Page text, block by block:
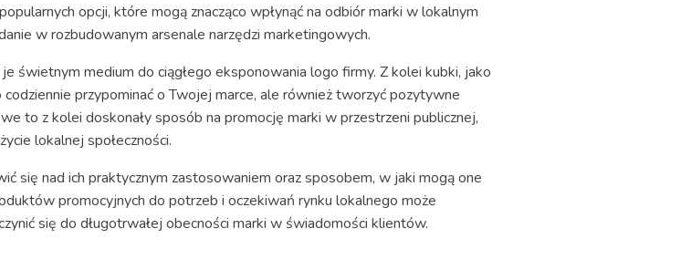
opcji, które mogą znacząco wpłynąć na odbiór marki w lokalnym
w rozbudowanym arsenale narzędzi marketingowych.
świetnym medium do ciągłego eksponowania logo firmy. Z kolei kubki, jako
przypominać o Twojej marce, ale również tworzyć pozytywne
to z kolei doskonały sposób na promocję marki w przestrzeni publicznej,
lokalnej społeczności.
się nad ich praktycznym zastosowaniem oraz sposobem, w jaki mogą one
promocyjnych do potrzeb i oczekiwań rynku lokalnego może
się do długotrwałej obecności marki w świadomości klientów.